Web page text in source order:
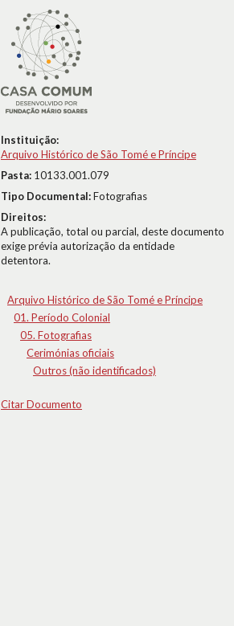
Instituição:
Arquivo Histórico de São Tomé e Príncipe
Pasta: 10133.001.079
Tipo Documental:Fotografias
Direitos:
A publicação, total ou parcial, deste documento
exige prévia autorização da entidade
detentora.
Arquivo Histórico de São Tomé e Príncipe
01. Período Colonial
05. Fotografias
Cerimónias oficiais
Outros (não identificados)
Citar Documento